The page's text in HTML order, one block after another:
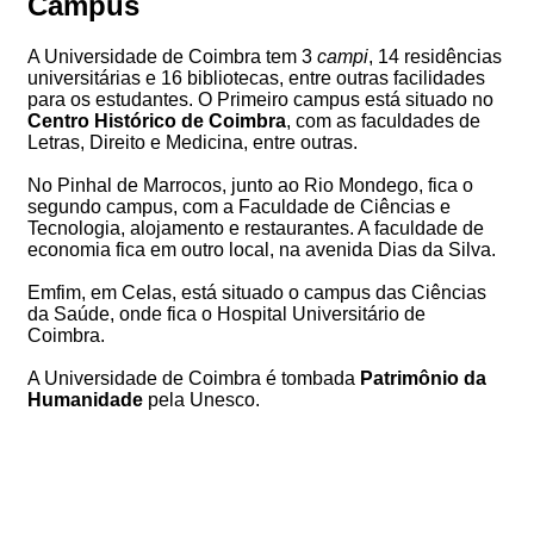
A Universidade de Coimbra tem 3 campi, 14 residências
universitárias e 16 bibliotecas, entre outras facilidades
para os estudantes. O Primeiro campus está situado no
Centro Histórico de Coimbra, com as faculdades de
Letras, Direito e Medicina, entre outras.
No Pinhal de Marrocos, junto ao Rio Mondego, fica o
segundo campus, com a Faculdade de Ciências e
Tecnologia, alojamento e restaurantes. A faculdade de
economia fica em outro local, na avenida Dias da Silva.
Emfim, em Celas, está situado o campus das Ciências
da Saúde, onde fica o Hospital Universitário de
Coimbra.
A Universidade de Coimbra é tombada Patrimônio da
Humanidade pela Unesco.